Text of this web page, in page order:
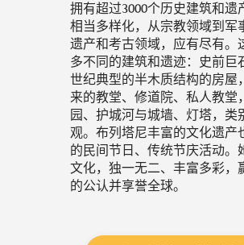
拥有超过3000个历史建筑和遗
相当多样化，从宗教领域到军
遗产和考古领域，应有尽有。
多不同的建筑和遗迹：史前巨
世纪典型的半木质结构的房屋
来的教堂、修道院、私人教堂
园、护城河与城墙、灯塔，类
观。布列塔尼丰富的文化遗产
的民间节日、传统节庆活动。
文化，独一无二、丰富多彩，
的公认并享誉全球。